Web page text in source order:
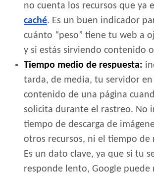
no cuenta los recursos que ya
caché. Es un buen indicador
cuánto “peso” tiene tu web a
y si estás sirviendo contenido
Tiempo medio de respuesta:
tarda, de media, tu servidor en
contenido de una página
solicita durante el rastreo. No
tiempo de descarga de
otros recursos, ni el tiempo de
Es un dato clave, ya que si tu
responde lento, Google puede